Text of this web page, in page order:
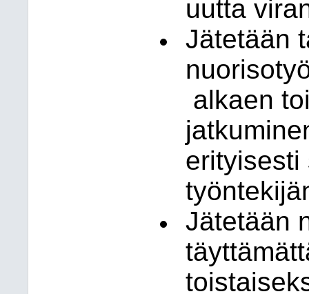
uutta
Jätetään
alkaen
erityisesti
Jätetään